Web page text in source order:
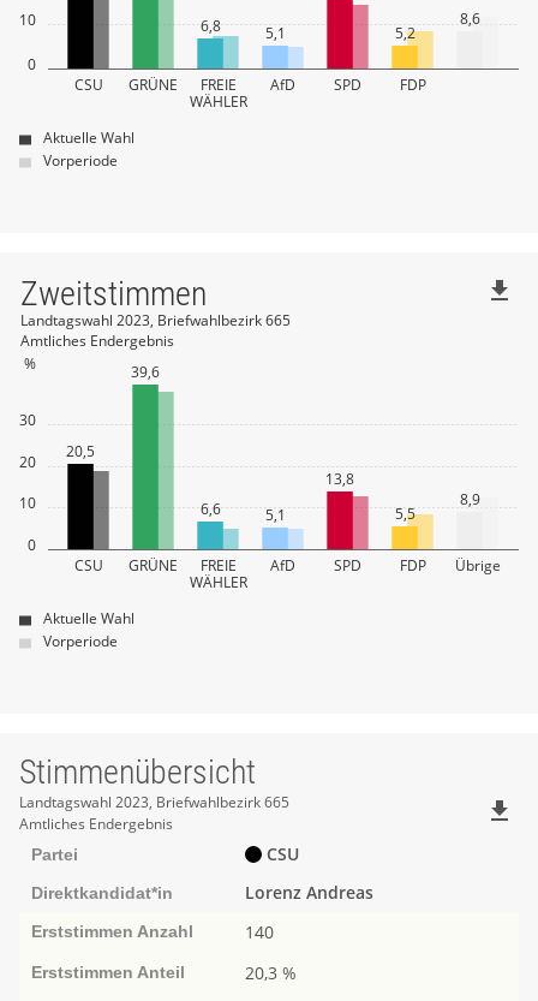
0
10
CSU GRÜNE FREIE
WÄHLER
AfD SPD FDP
6,8 5,1 5,2
8,6
Aktuelle Wahl
Vorperiode
0
10
20
30
%
CSU GRÜNE FREIE
WÄHLER
AfD SPD FDP Übrige
20,5
39,6
6,6 5,1
13,8
5,5
8,9
Zweitstimmen
Landtagswahl 2023, Briefwahlbezirk 665
Amtliches Endergebnis
Aktuelle Wahl
Vorperiode
file_download
Stimmenübersicht
Stimmenübersicht
Landtagswahl 2023, Briefwahlbezirk 665
Amtliches Endergebnis
file_download
Partei CSU
Direktkandidat*in Lorenz Andreas
Erststimmen Anzahl 140
Erststimmen Anteil 20,3 %